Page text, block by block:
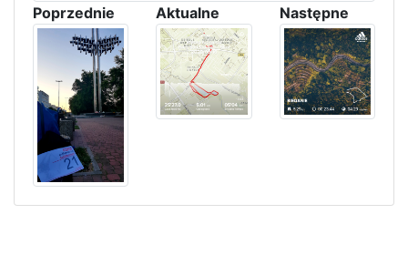
Poprzednie Aktualne Następne